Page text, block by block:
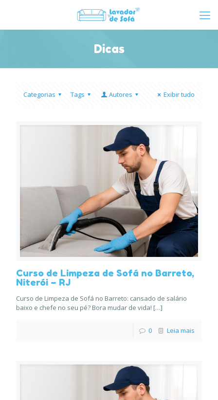
Dicas
Categorias Tags Autores Exibir tudo
Curso de Limpeza de Sofá no Barreto,
Niterói – RJ
Curso de Limpeza de Sofá no Barreto: cansado de salário
baixo e chefe no seu pé? Bora mudar de vida! […]
0 Leia mais